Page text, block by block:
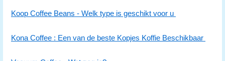
Koop Coffee Beans - Welk type is geschikt voor u
Kona Coffee : Een van de beste Kopjes Koffie Beschikbaar